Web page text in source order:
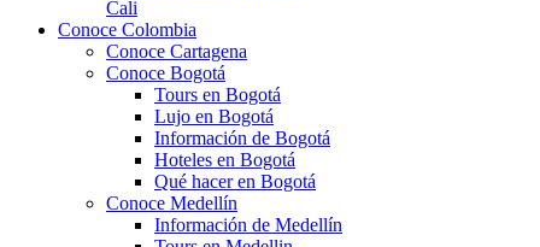
Cali
Conoce Colombia
Conoce Cartagena
Conoce Bogotá
Tours en Bogotá
Lujo en Bogotá
Información de Bogotá
Hoteles en Bogotá
Qué hacer en Bogotá
Conoce Medellín
Información de Medellín